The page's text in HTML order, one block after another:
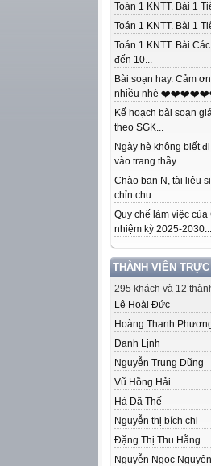
Toán 1 KNTT. Bài 1
Toán 1 KNTT. Bài 1
Toán 1 KNTT. Bài
đến 10...
Bài soạn hay. Cảm
nhiều nhé
Kế hoạch bài soạn
theo SGK...
Ngày hè không biết
vào trang thầy...
Chào bạn N, tài liệu
chỉn chu...
Quy chế làm việc của
nhiệm kỳ 2025-2030...
THÀNH VIÊN TRỰC
295 khách và 12
Lê Hoài Đức
Hoàng Thanh
Danh Lịnh
Nguyễn Trung Dũng
Vũ Hồng Hải
Hà Dã Thế
Nguyễn thị bích chi
Đặng Thị Thu Hằng
Nguyễn Ngọc